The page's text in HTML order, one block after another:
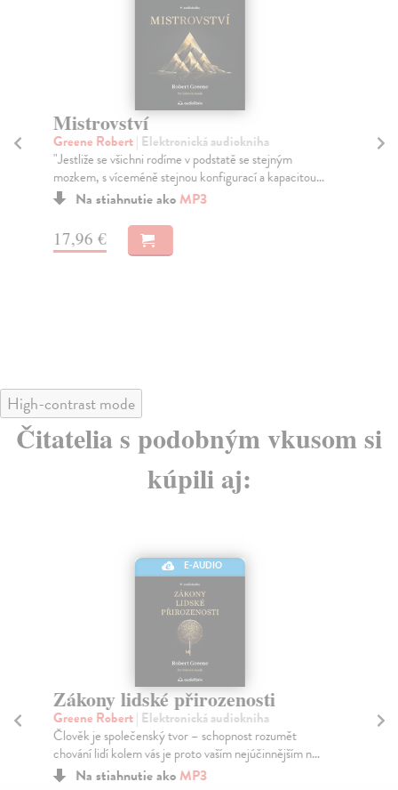
Mistrovství
Greene Robert| Elektronická audiokniha
"Jestliže se všichni rodíme v podstatě se stejným
mozkem, s víceméně stejnou konfigurací a kapacitou...
Na stiahnutie akoMP3
17,96 €
High-contrast mode
Čitatelia s podobným vkusom si
kúpili aj:
E-AUDIO
Zákony lidské přirozenosti
Greene Robert| Elektronická audiokniha
Člověk je společenský tvor – schopnost rozumět
chování lidí kolem vás je proto vaším nejúčinnějším n...
Na stiahnutie akoMP3